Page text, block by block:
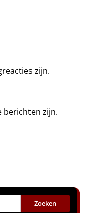
zijn.
berichten zijn.
Zoeken